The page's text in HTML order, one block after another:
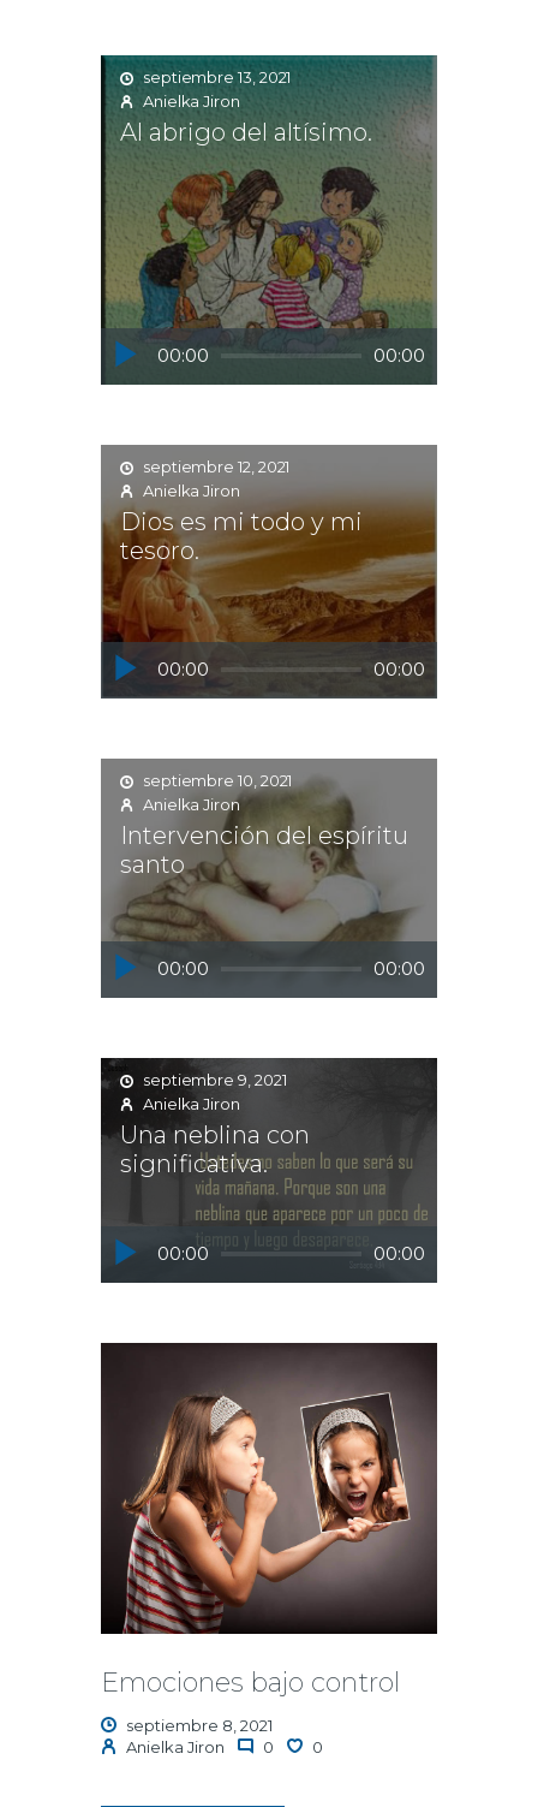
Reproductor
de
00:00 00:00
septiembre 13, 2021
Anielka Jiron
Al abrigo del altísimo.
Reproductor
de
00:00 00:00
septiembre 12, 2021
Anielka Jiron
Dios es mi todo y mi
tesoro.
Reproductor
de
00:00 00:00
septiembre 10, 2021
Anielka Jiron
Intervención del espíritu
santo
Reproductor
de
00:00 00:00
septiembre 9, 2021
Anielka Jiron
Una neblina con
significativa.
Emociones bajo control
septiembre 8, 2021
Anielka Jiron
0 0